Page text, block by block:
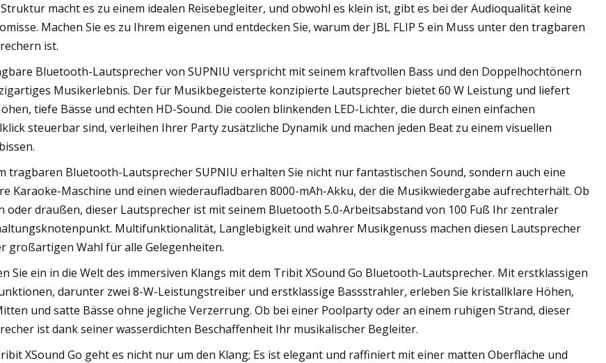
macht es zu einem idealen Reisebegleiter, und obwohl es klein ist, gibt es bei der Audioqualität keine
Machen Sie es zu Ihrem eigenen und entdecken Sie, warum der JBL FLIP 5 ein Muss unter den tragbaren
ist.
Bluetooth-Lautsprecher von SUPNIU verspricht mit seinem kraftvollen Bass und den Doppelhochtönern
Musikerlebnis. Der für Musikbegeisterte konzipierte Lautsprecher bietet 60 W Leistung und liefert
tiefe Bässe und echten HD-Sound. Die coolen blinkenden LED-Lichter, die durch einen einfachen
steuerbar sind, verleihen Ihrer Party zusätzliche Dynamik und machen jeden Beat zu einem visuellen
tragbaren Bluetooth-Lautsprecher SUPNIU erhalten Sie nicht nur fantastischen Sound, sondern auch eine
Karaoke-Maschine und einen wiederaufladbaren 8000-mAh-Akku, der die Musikwiedergabe aufrechterhält. Ob
oder draußen, dieser Lautsprecher ist mit seinem Bluetooth 5.0-Arbeitsabstand von 100 Fuß Ihr zentraler
Multifunktionalität, Langlebigkeit und wahrer Musikgenuss machen diesen Lautsprecher
großartigen Wahl für alle Gelegenheiten.
Sie ein in die Welt des immersiven Klangs mit dem Tribit XSound Go Bluetooth-Lautsprecher. Mit erstklassigen
darunter zwei 8-W-Leistungstreiber und erstklassige Bassstrahler, erleben Sie kristallklare Höhen,
und satte Bässe ohne jegliche Verzerrung. Ob bei einer Poolparty oder an einem ruhigen Strand, dieser
ist dank seiner wasserdichten Beschaffenheit Ihr musikalischer Begleiter.
XSound Go geht es nicht nur um den Klang; Es ist elegant und raffiniert mit einer matten Oberfläche und